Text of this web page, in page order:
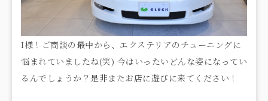
I様！ご商談の最中から、エクステリアのチューニングに
悩まれていましたね(笑) 今はいったいどんな姿になってい
るんでしょうか？是非またお店に遊びに来てください！